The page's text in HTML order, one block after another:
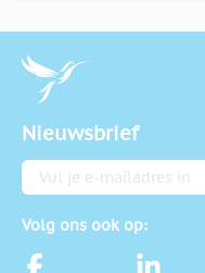
Nieuwsbrief
E-mailadres
Volg ons ook op: